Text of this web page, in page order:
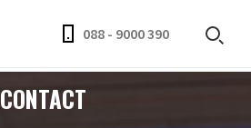
088 - 9000 390
CONTACT